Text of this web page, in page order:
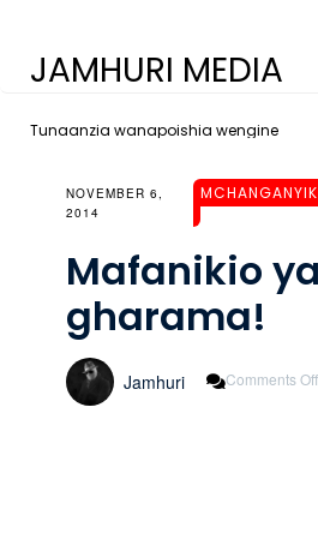
JAMHURI MEDIA
Tunaanzia wanapoishia wengine
NOVEMBER 6,
2014
Mafanikio
gharama!
Jamhuri Comments Off